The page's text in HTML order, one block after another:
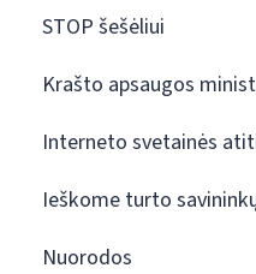
STOP šešėliui
Krašto apsaugos
Interneto svetainės
Ieškome turto
Nuorodos